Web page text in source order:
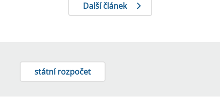
Další článek
státní rozpočet